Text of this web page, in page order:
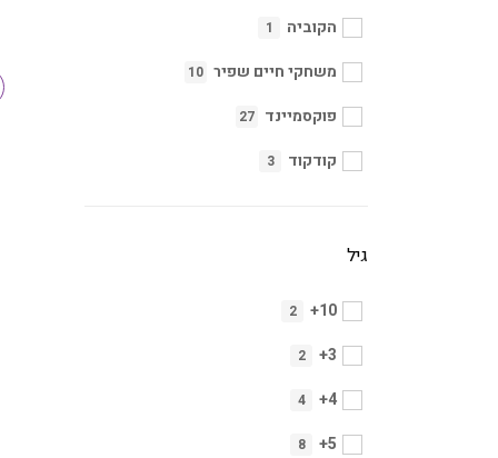
הקוביה 1
משחקי חיים שפיר 10
פוקסמיינד 27
קודקוד 3
גיל
10+
2
3+
2
4+
4
5+
8